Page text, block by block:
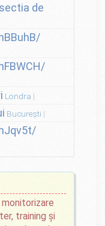
de
Londra
București
training și